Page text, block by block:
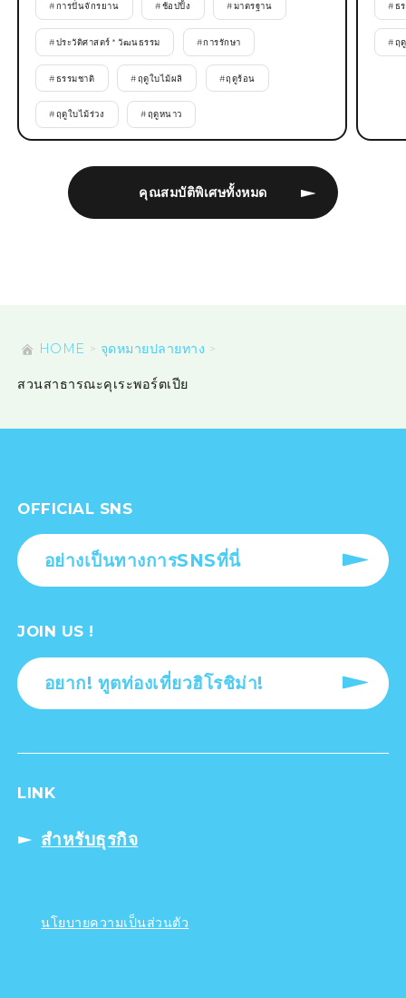
คุณสมบัติพิเศษทั้งหมด
#การปั่นจักรยาน #ช้อปปิ้ง #มาตรฐาน
#ประวัติศาสตร์ * วัฒนธรรม #การรักษา
#ธรรมชาติ #ฤดูใบไม้ผลิ #ฤดูร้อน
#ฤดูใบไม้ร่วง #ฤดูหนาว
#ธ
#ฤ
HOME จุดหมายปลายทาง
สวนสาธารณะคุเระพอร์ตเปีย
OFFICIAL SNS
อย่างเป็นทางการSNSที่นี่
JOIN US !
อยาก! ทูตท่องเที่ยวฮิโรชิม่า!
LINK
สำหรับธุรกิจ
นโยบายความเป็นส่วนตัว